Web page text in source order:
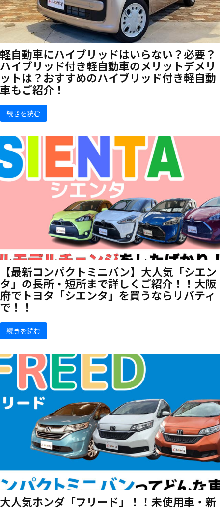
軽自動車にハイブリッドはいらない？必要？
ハイブリッド付き軽自動車のメリットデメリ
ットは？おすすめのハイブリッド付き軽自動
車もご紹介！
続きを読む
【最新コンパクトミニバン】大人気「シエン
タ」の長所・短所まで詳しくご紹介！！大阪
府でトヨタ「シエンタ」を買うならリバティ
で！！
続きを読む
大人気ホンダ「フリード」！！未使用車・新